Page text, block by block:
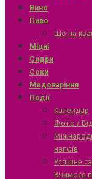
Вино
Пиво
Що на
Міцні
Сидри
Соки
Медоваріння
Події
Календар
Фото /
напоїв
Успішне
Вчимося